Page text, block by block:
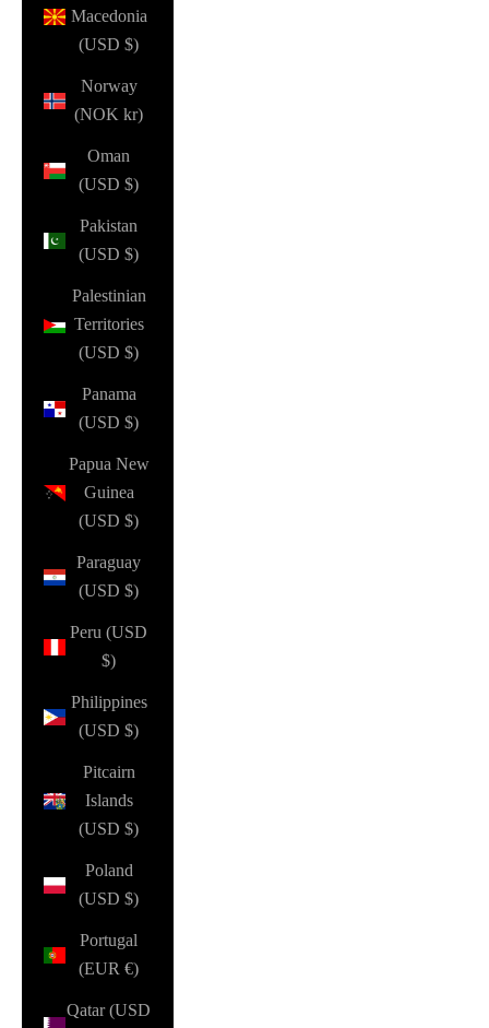
Macedonia
(USD $)
Norway
(NOK kr)
Oman
(USD $)
Pakistan
(USD $)
Palestinian
Territories
(USD $)
Panama
(USD $)
Papua New
Guinea
(USD $)
Paraguay
(USD $)
Peru (USD
$)
Philippines
(USD $)
Pitcairn
Islands
(USD $)
Poland
(USD $)
Portugal
(EUR €)
Qatar (USD